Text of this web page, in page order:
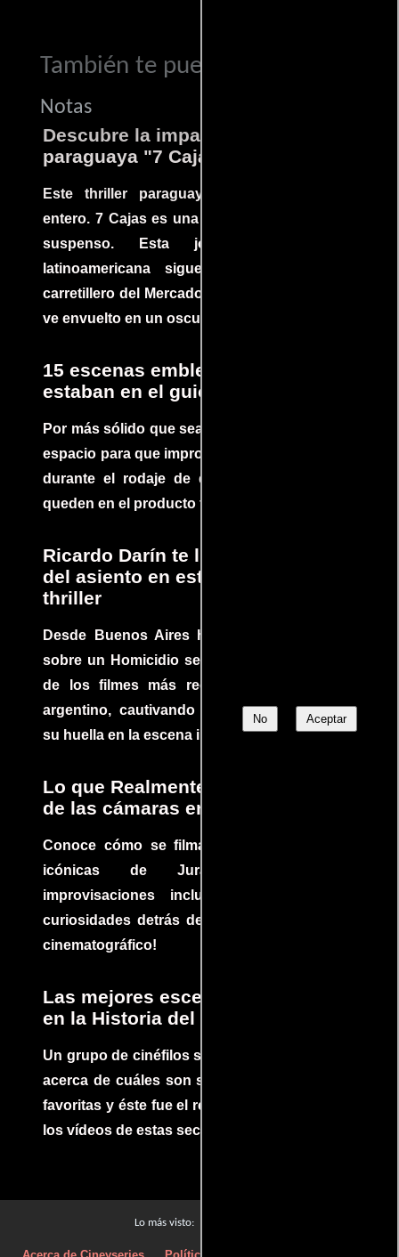
No Aceptar
También te puede interesar...
Notas
Descubre la impactante película
paraguaya "7 Cajas"
Este thriller paraguayo cautivó al mundo
entero. 7 Cajas es una explosión de acción y
suspenso. Esta joya cinematográfica
latinoamericana sigue la historia de un
carretillero del Mercado 4 de Asunción que se
ve envuelto en un oscuro mundo de crimen
15 escenas emblemáticas que no
estaban en el guion
Por más sólido que sea un guión siempre hay
espacio para que improvisaciones que se dan
durante el rodaje de determinadas escenas
queden en el producto final.
Ricardo Darín te llevará al borde
del asiento en este increíble
thriller
Desde Buenos Aires hasta el mundo, Tesis
sobre un Homicidio se ha convertido en uno
de los filmes más recomendados del cine
argentino, cautivando audiencias y dejando
su huella en la escena internacional.
Lo que Realmente Sucedió detrás
de las cámaras en Jurassic Park
Conoce cómo se filmaron algunas escenas
icónicas de Jurassic Park, con
improvisaciones incluidas. ¡Descubre las
curiosidades detrás del rodaje de un clásico
cinematográfico!
Las mejores escenas de acción
en la Historia del cine
Un grupo de cinéfilos se juntaron para debatir
acerca de cuáles son sus escenas de acción
favoritas y éste fue el resultado. No te pierdas
los vídeos de estas secuencias inolvidables.
Lo más visto: